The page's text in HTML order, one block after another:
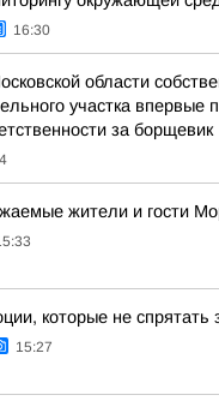
16:30
области
участка впервые
за борщевик
жители и гости
которые не спрятать
15:27